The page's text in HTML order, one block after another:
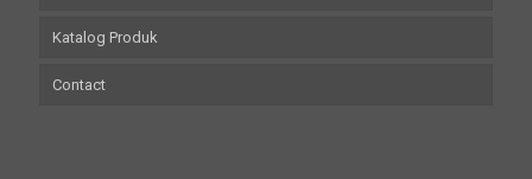
Katalog Produk
Contact